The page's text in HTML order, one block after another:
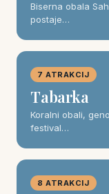
Biserna obala
postaje…
7 ATRAKCIJ
Tabarka
Koralni obali,
festival…
8 ATRAKCIJ